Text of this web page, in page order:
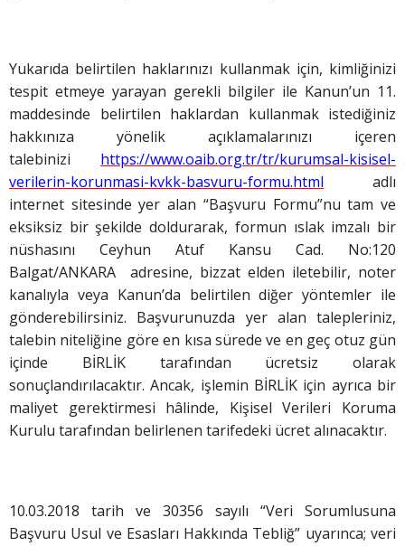
Yukarıda belirtilen haklarınızı kullanmak için, kimliğinizi
tespit etmeye yarayan gerekli bilgiler ile Kanun’un 11.
maddesinde belirtilen haklardan kullanmak istediğiniz
hakkınıza yönelik açıklamalarınızı içeren
talebinizi https://www.oaib.org.tr/tr/kurumsal-kisisel-
verilerin-korunmasi-kvkk-basvuru-formu.html adlı
internet sitesinde yer alan “Başvuru Formu”nu tam ve
eksiksiz bir şekilde doldurarak, formun ıslak imzalı bir
nüshasını Ceyhun Atuf Kansu Cad. No:120
Balgat/ANKARA adresine, bizzat elden iletebilir, noter
kanalıyla veya Kanun’da belirtilen diğer yöntemler ile
gönderebilirsiniz. Başvurunuzda yer alan talepleriniz,
talebin niteliğine göre en kısa sürede ve en geç otuz gün
içinde BİRLİK tarafından ücretsiz olarak
sonuçlandırılacaktır. Ancak, işlemin BİRLİK için ayrıca bir
maliyet gerektirmesi hâlinde, Kişisel Verileri Koruma
Kurulu tarafından belirlenen tarifedeki ücret alınacaktır.
10.03.2018 tarih ve 30356 sayılı “Veri Sorumlusuna
Başvuru Usul ve Esasları Hakkında Tebliğ” uyarınca; veri